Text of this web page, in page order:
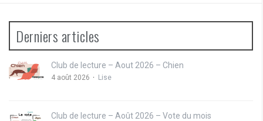
Derniers articles
Club de lecture – Aout 2026 – Chien
4 août 2026 Lise
Club de lecture – Août 2026 – Vote du mois